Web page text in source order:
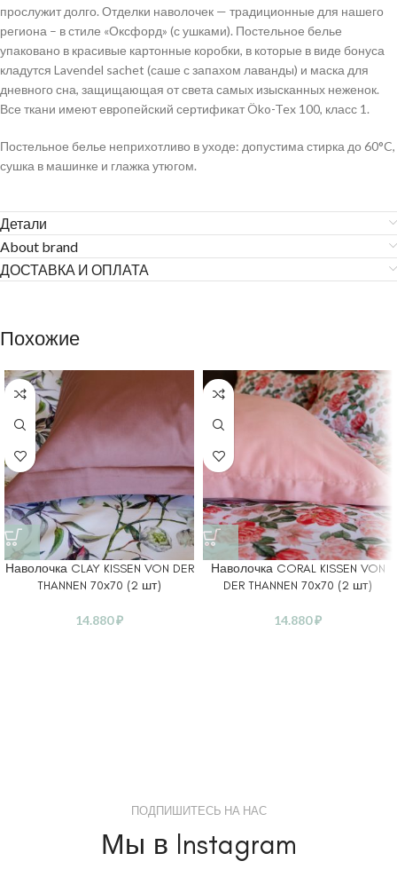
прослужит долго. Отделки наволочек — традиционные для нашего
региона – в стиле «Оксфорд» (с ушками). Постельное белье
упаковано в красивые картонные коробки, в которые в виде бонуса
кладутся Lavendel sachet (саше с запахом лаванды) и маска для
дневного сна, защищающая от света самых изысканных неженок.
Все ткани имеют европейский сертификат Öko-Tex 100, класс 1.
Постельное белье неприхотливо в уходе: допустима стирка до 60°C,
сушка в машинке и глажка утюгом.
Детали
About brand
ДОСТАВКА И ОПЛАТА
Похожие
Наволочка CLAY KISSEN VON DER
THANNEN 70х70 (2 шт)
14.880₽
Наволочка CORAL KISSEN VON
DER THANNEN 70х70 (2 шт)
14.880₽
ПОДПИШИТЕСЬ НА НАС
Мы в Instagram